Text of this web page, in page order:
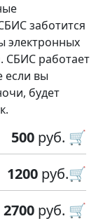
заботится
электронных
СБИС работает
если вы
будет
500 руб. 🛒
1200 руб.🛒
2700 руб. 🛒